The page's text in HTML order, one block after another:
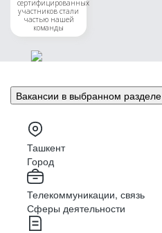
сертифицированных
участников стали
частью нашей
команды
Вакансии в выбранном разделе
Ташкент
Город
Телекоммуникации, связь
Сферы деятельности